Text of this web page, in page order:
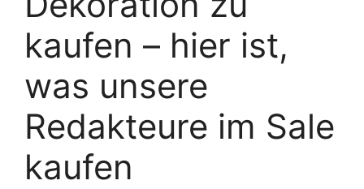
kaufen – hier ist,
was unsere
Redakteure im Sale
kaufen